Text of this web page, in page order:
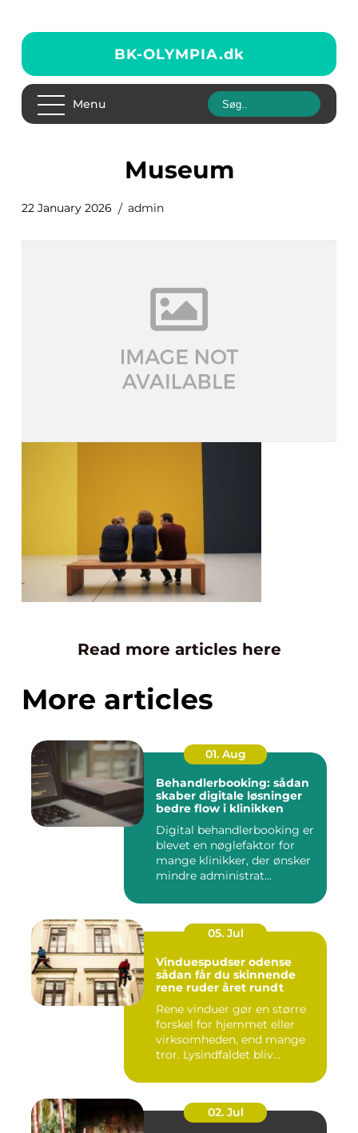
BK-OLYMPIA.dk
Menu
museum
22 January 2026 admin
Read more articles here
More articles
01. Aug
Behandlerbooking: sådan
skaber digitale løsninger
bedre flow i klinikken
Digital behandlerbooking er
blevet en nøglefaktor for
mange klinikker, der ønsker
mindre administrat...
05. Jul
Vinduespudser odense
sådan får du skinnende
rene ruder året rundt
Rene vinduer gør en større
forskel for hjemmet eller
virksomheden, end mange
tror. Lysindfaldet bliv...
02. Jul